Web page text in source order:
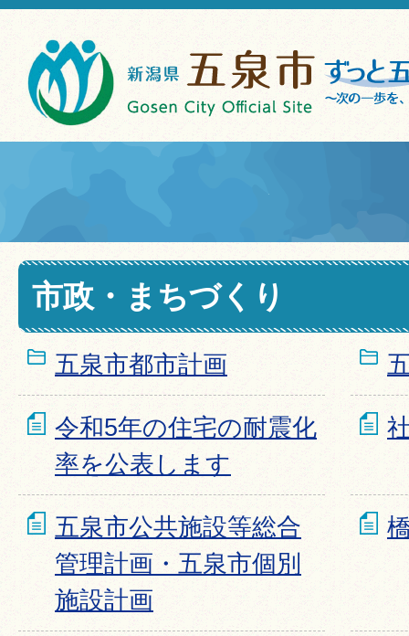
市政・まちづくり
五泉市都市計画
令和5年の住宅の耐震化
率を公表します
五泉市公共施設等総合
管理計画・五泉市個別
施設計画